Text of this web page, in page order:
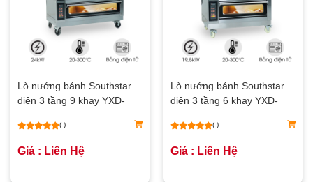
Lò nướng bánh Southstar
điện 3 tầng 9 khay YXD-
( )
Giá : Liên Hệ
Lò nướng bánh Southstar
điện 3 tầng 6 khay YXD-
( )
Giá : Liên Hệ